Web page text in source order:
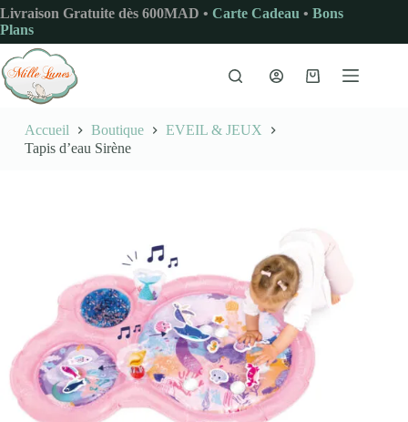
Passer
au
contenu
Livraison Gratuite dès 600MAD • Carte Cadeau • Bons
Plans
Panier
Accueil Boutique
EVEIL & JEUX
Tapis d’eau Sirène